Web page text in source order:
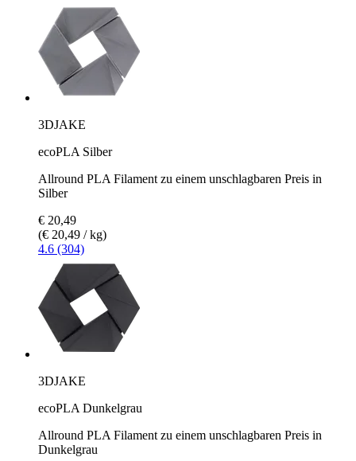
3DJAKE
ecoPLA Silber
Allround PLA Filament zu einem unschlagbaren Preis in
Silber
€ 20,49
(€ 20,49 / kg)
4.6 (304)
3DJAKE
ecoPLA Dunkelgrau
Allround PLA Filament zu einem unschlagbaren Preis in
Dunkelgrau